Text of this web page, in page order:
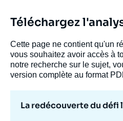
Téléchargez
Cette page ne contient qu'un
vous souhaitez avoir accès à
notre recherche sur le sujet,
version complète au format
La redécouverte du